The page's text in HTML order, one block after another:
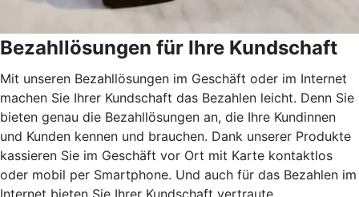
Bezahllösungen für Ihre Kundschaft
Mit unseren Bezahllösungen im Geschäft oder im Internet
machen Sie Ihrer Kundschaft das Bezahlen leicht. Denn Sie
bieten genau die Bezahllösungen an, die Ihre Kundinnen
und Kunden kennen und brauchen. Dank unserer Produkte
kassieren Sie im Geschäft vor Ort mit Karte kontaktlos
oder mobil per Smartphone. Und auch für das Bezahlen im